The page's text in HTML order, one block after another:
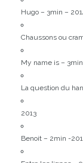
Hugo – 3min –
Chaussons ou
My name is –
La question du
2013
Benoit – 2min -